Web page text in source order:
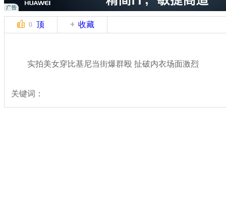
0 顶 收藏
实拍美女穿比基尼当街爆群殴 扯破内衣场面激烈
关键词：